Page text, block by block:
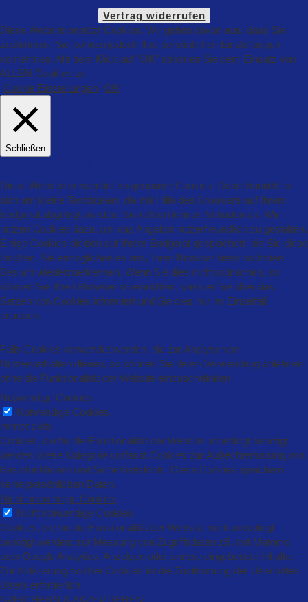
Vertrag widerrufen
Diese Website benützt Cookies. Wir gehen davon aus, dass Sie
zustimmen, Sie können jedoch Ihre persönlichen Einstellungen
vornehmen. Mit dem Klick auf "OK" stimmen Sie dem Einsatz von
ALLEN Cookies zu.
Cookie Einstellungen
OK
Schließen
Diese Website verwendet so genannte Cookies. Dabei handelt es
sich um kleine Textdateien, die mit Hilfe des Browsers auf Ihrem
Endgerät abgelegt werden. Sie richten keinen Schaden an. Wir
nutzen Cookies dazu, um das Angebot nutzerfreundlich zu gestalten.
Einige Cookies bleiben auf Ihrem Endgerät gespeichert, bis Sie diese
löschen. Sie ermöglichen es uns, Ihren Browser beim nächsten
Besuch wiederzuerkennen. Wenn Sie dies nicht wünschen, so
können Sie Ihren Browser so einrichten, dass er Sie über das
Setzen von Cookies informiert und Sie dies nur im Einzelfall
erlauben.
Falls Cookies verwendet werden, die zur Analyse von
Nutzerverhalten dienen, so können Sie deren Verwendung ablehnen,
ohne die Funktionalität der Website einzuschränken
Notwendige Cookies
Notwendige Cookies
immer aktiv
Cookies, die für die Funktionalität der Website unbedingt benötigt
werden: diese Kategorie umfasst Cookies zur Aufrechterhaltung von
Basisfunktionen und Sicherheitstools. Diese Cookies speichern
keine persönlichen Daten.
Nicht notwendige Cookies
Nicht notwendige Cookies
Cookies, die für die Funktionalität der Website nicht unbedingt
benötigt werden: zur Messung von Zugriffsdaten zB. mit Matomo
oder Google Analytics, Anzeigen oder andere eingebettete Inhalte.
Zur Aktivierung solcher Cookies ist die Zustimmung der Userin/des
Users erforderlich.
SPEICHERN & AKZEPTIEREN